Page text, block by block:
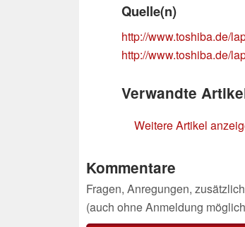
Quelle(n)
http://www.toshiba.de/
http://www.toshiba.de/
Verwandte
Weitere Artikel
Kommentare
Fragen, Anregungen,
(auch ohne Anmeldung